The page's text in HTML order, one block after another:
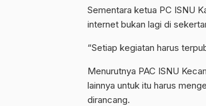
Sementara ketua PC ISNU
internet bukan lagi di
“Setiap kegiatan harus
Menurutnya PAC ISNU
lainnya untuk itu harus
dirancang.